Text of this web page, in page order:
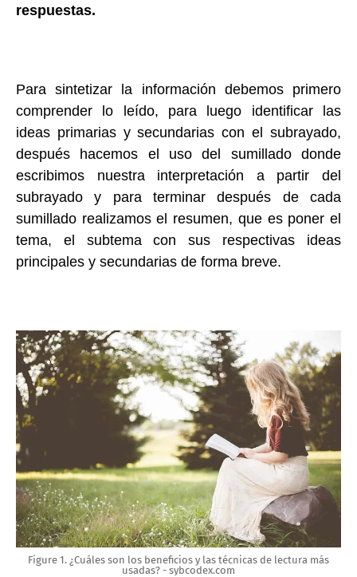
respuestas.
Para sintetizar la información debemos primero
comprender lo leído, para luego identificar las
ideas primarias y secundarias con el subrayado,
después hacemos el uso del sumillado donde
escribimos nuestra interpretación a partir del
subrayado y para terminar después de cada
sumillado realizamos el resumen, que es poner el
tema, el subtema con sus respectivas ideas
principales y secundarias de forma breve.
Figure 1. ¿Cuáles son los beneficios y las técnicas de lectura más
usadas? - sybcodex.com